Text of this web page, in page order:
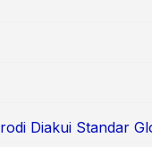
Diakui Standar